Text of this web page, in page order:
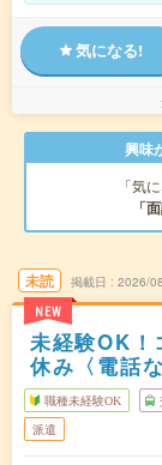
気になる!
興味
「気
「
未読
NEW
掲載日 2026/
未経験OK！
休み〈電話な
職種未経験OK
派遣